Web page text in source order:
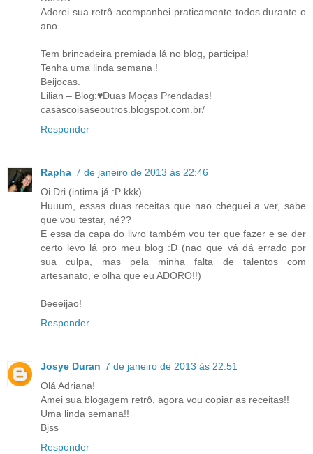
Adorei sua retrô acompanhei praticamente todos durante o
ano.
Tem brincadeira premiada lá no blog, participa!
Tenha uma linda semana !
Beijocas.
Lilian – Blog:♥Duas Moças Prendadas!
casascoisaseoutros.blogspot.com.br/
Responder
Rapha 7 de janeiro de 2013 às 22:46
Oi Dri (intima já :P kkk)
Huuum, essas duas receitas que nao cheguei a ver, sabe
que vou testar, né??
E essa da capa do livro também vou ter que fazer e se der
certo levo lá pro meu blog :D (nao que vá dá errado por
sua culpa, mas pela minha falta de talentos com
artesanato, e olha que eu ADORO!!)
Beeeijao!
Responder
Josye Duran 7 de janeiro de 2013 às 22:51
Olá Adriana!
Amei sua blogagem retrô, agora vou copiar as receitas!!
Uma linda semana!!
Bjss
Responder